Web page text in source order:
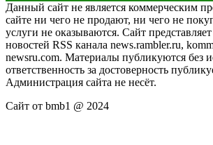
Данный сайт не является коммерческим
сайте ни чего не продают, ни чего не
услуги не оказываются. Сайт
новостей RSS канала news.rambler.ru,
newsru.com. Материалы публикуются без
ответственность за достоверность
Администрация сайта не несёт.
Сайт от bmb1 @ 2024